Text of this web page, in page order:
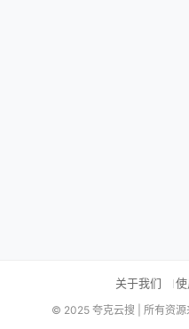
关于我们
© 2025 夸克云搜 | 所有资源